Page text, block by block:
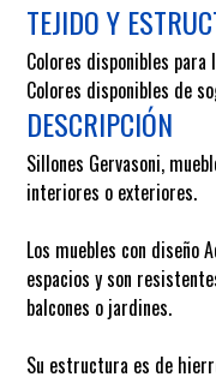
TEJIDO Y
Colores disponibles
Colores disponibles de
DESCRIPCIÓN
Sillones Gervasoni,
interiores o exteriores.
Los muebles con diseño
espacios y son
balcones o jardines.
Su estructura es de